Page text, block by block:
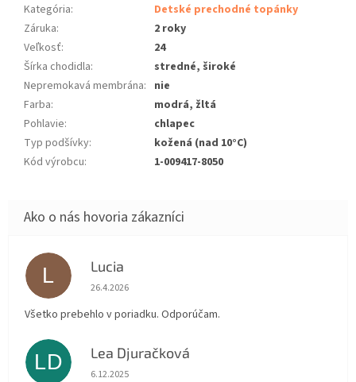
Kategória:
Detské prechodné topánky
Záruka:
2 roky
Veľkosť:
24
Šírka chodidla:
stredné, široké
Nepremokavá membrána: nie
Farba:
modrá, žltá
Pohlavie:
chlapec
Typ podšívky:
kožená (nad 10°C)
Kód výrobcu: 1-009417-8050
L Lucia
Hodnotenie obchodu je 5 z 5 hviezdičiek.
26.4.2026
Všetko prebehlo v poriadku. Odporúčam.
LD Lea Djuračková
Hodnotenie obchodu je 5 z 5 hviezdičiek.
6.12.2025